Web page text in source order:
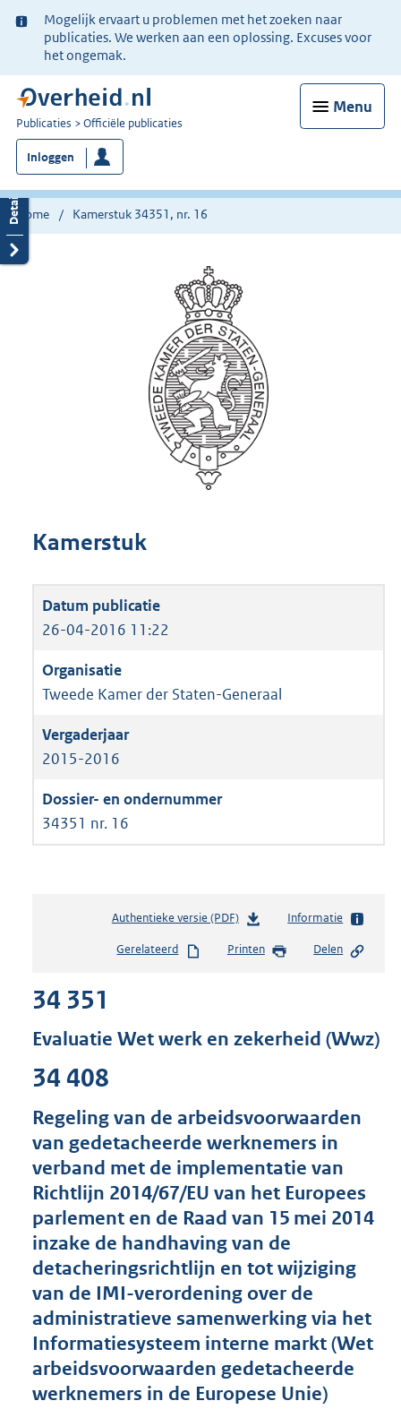
Ter
informatie:
Mogelijk ervaart u problemen met het zoeken naar
publicaties. We werken aan een oplossing. Excuses voor
het ongemak.
Menu
U
bent
nu
hier:
Publicaties Officiële publicaties
Inloggen
Home Kamerstuk 34351, nr. 16
Kamerstuk
26-04-2016 11:22
Tweede Kamer der Staten-Generaal
2015-2016
34351 nr. 16
Authentieke versie (PDF)b
s
s
o
t
t
:
4
9
b
Informatie
Gerelateerd Printen Delen
34 351
Evaluatie Wet werk en zekerheid (Wwz)
34 408
Regeling van de arbeidsvoorwaarden
van gedetacheerde werknemers in
verband met de implementatie van
Richtlijn 2014/67/EU van het Europees
parlement en de Raad van 15 mei 2014
inzake de handhaving van de
detacheringsrichtlijn en tot wijziging
van de IMI-verordening over de
administratieve samenwerking via het
Informatiesysteem interne markt (Wet
arbeidsvoorwaarden gedetacheerde
werknemers in de Europese Unie)